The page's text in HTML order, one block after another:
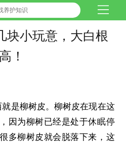
块小玩意，大白根
！
是柳树皮。柳树皮在现在这
因为柳树已经是处于休眠停
多柳树皮就会脱落下来，这